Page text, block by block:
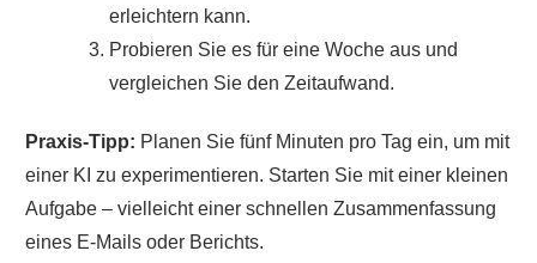
erleichtern kann.
Probieren Sie es für eine Woche aus und
vergleichen Sie den Zeitaufwand.
Praxis-Tipp: Planen Sie fünf Minuten pro Tag ein, um mit
einer KI zu experimentieren. Starten Sie mit einer kleinen
Aufgabe – vielleicht einer schnellen Zusammenfassung
eines E-Mails oder Berichts.